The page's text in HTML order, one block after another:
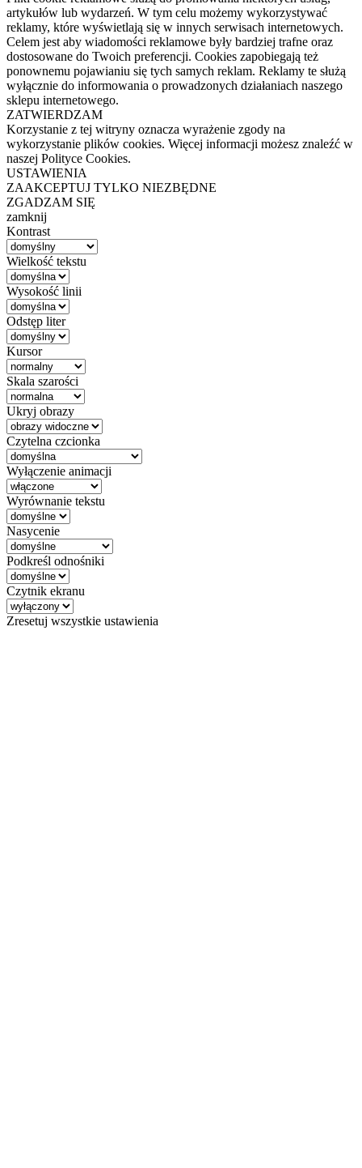
artykułów lub wydarzeń. W tym celu możemy wykorzystywać
reklamy, które wyświetlają się w innych serwisach internetowych.
Celem jest aby wiadomości reklamowe były bardziej trafne oraz
dostosowane do Twoich preferencji. Cookies zapobiegają też
ponownemu pojawianiu się tych samych reklam. Reklamy te służą
wyłącznie do informowania o prowadzonych działaniach naszego
sklepu internetowego.
ZATWIERDZAM
Korzystanie z tej witryny oznacza wyrażenie zgody na
wykorzystanie plików cookies. Więcej informacji możesz znaleźć w
naszej Polityce Cookies.
USTAWIENIA
ZAAKCEPTUJ TYLKO NIEZBĘDNE
ZGADZAM SIĘ
zamknij
Kontrast
Wielkość tekstu
Wysokość linii
Odstęp liter
Kursor
Skala szarości
Ukryj obrazy
Czytelna czcionka
Wyłączenie animacji
Wyrównanie tekstu
Nasycenie
Podkreśl odnośniki
Czytnik ekranu
Zresetuj wszystkie ustawienia